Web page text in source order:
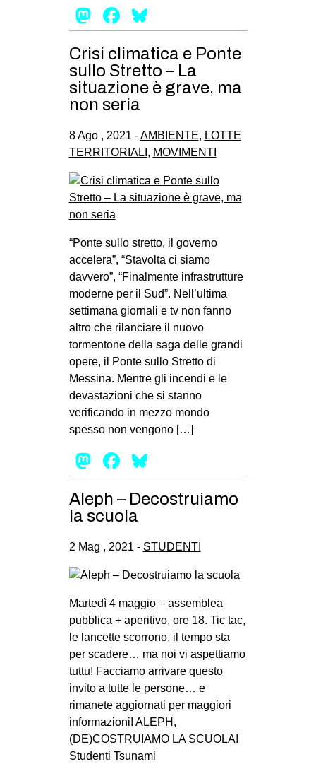
Mastodon
Facebook
Crisi climatica e Ponte
sullo Stretto – La
situazione è grave, ma
non seria
8 Ago , 2021 -AMBIENTE, LOTTE
TERRITORIALI , MOVIMENTI
“Ponte sullo stretto, il governo
accelera”, “Stavolta ci siamo
davvero”, “Finalmente infrastrutture
moderne per il Sud”. Nell’ultima
settimana giornali e tv non fanno
altro che rilanciare il nuovo
tormentone della saga delle grandi
opere, il Ponte sullo Stretto di
Messina. Mentre gli incendi e le
devastazioni che si stanno
verificando in mezzo mondo
spesso non vengono […]
Mastodon
Facebook
Aleph – Decostruiamo
la scuola
2 Mag , 2021 - STUDENTI
Martedì 4 maggio – assemblea
pubblica + aperitivo, ore 18. Tic tac,
le lancette scorrono, il tempo sta
per scadere… ma noi vi aspettiamo
tuttu! Facciamo arrivare questo
invito a tutte le persone… e
rimanete aggiornati per maggiori
informazioni! ALEPH,
(DE)COSTRUIAMO LA SCUOLA!
Studenti Tsunami